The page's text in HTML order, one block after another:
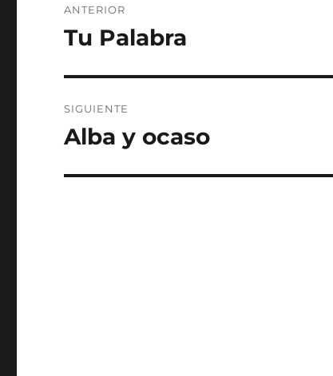
de
ANTERIOR
Entrada
Tu Palabra
SIGUIENTE
Entrada
Alba y ocaso